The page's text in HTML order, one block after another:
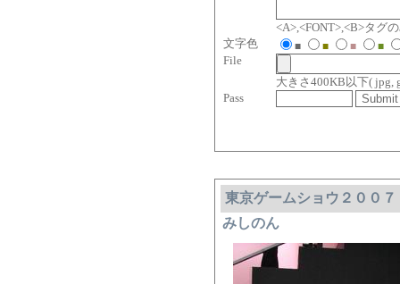
<A>,<FONT>,<B>タグ
文字色
■ ■ ■ ■
File
大きさ400KB以下( jpg,
Pass
東京ゲームショウ２００
みしのん